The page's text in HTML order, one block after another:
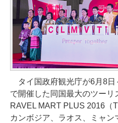
タイ国政府観光庁が6月8日
で開催した同国最大のツー
RAVEL MART PLUS 2016（
カンボジア、ラオス、ミャ